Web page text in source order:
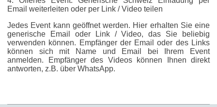
Email weiterleiten oder per Link / Video teilen
Jedes Event kann geöffnet werden. Hier erhalten Sie eine
generische Email oder Link / Video, das Sie beliebig
verwenden können. Empfänger der Email oder des Links
können sich mit Name und Email bei Ihrem Event
anmelden. Empfänger des Videos können Ihnen direkt
antworten, z.B. über WhatsApp.